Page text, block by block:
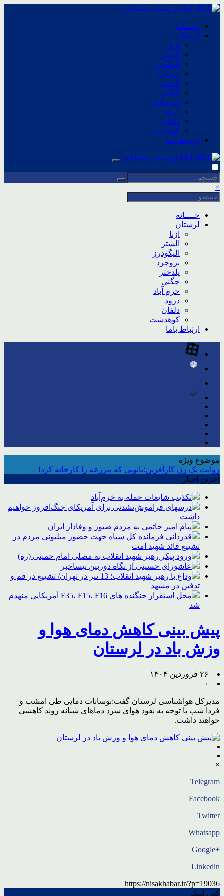
خــــانه
لرستان
ازنا
الشتر
الیگودرز
بروجرد
پلدختر
چگنی
خرم آباد
درود
دلفان
کوهدشت
ارتباط باما
×
خــــانه
لرستان
ازنا
الشتر
الیگودرز
بروجرد
پلدختر
چگنی
خرم آباد
درود
دلفان
کوهدشت
ارتباط باما
موضوع ویژه
روایت یک زن کارآفرین؛بانویی که مزرعه را کارخانه کرد!
آخرین اخبار
تکذیب شایعات حمله به خرم‌آباد
درسهای فراموش‌نشدنی برای آمریکای جنگ‌افروز خواهیم
داشت
پیام امیر حاتمی به مردم صبور و وفادار ایران
قدردانی فرمانده کل سپاه جهت حضور میلیونی مردم در
تشییع قائد شهید امت
ورود پیکر رهبر شهید انقلاب به مصلی امام خمینی (ره)
عاشورای حسینی از نگاه دوربین نیساخبر
وداع با رهبر شهید انقلاب؛ 13 تیر در تهران/ تشییع در قم و
تدفین در مشهد
محل استقرار جنگنده های F35، F15، F16 آمریکایی منهدم
شد
پیش بینی کاهش دمای هوا و
وزش باد در لرستان
۲۶ فروردین ۱۴۰۴
۰
مدیرکل هواشناسی لرستان گفت:نوسانات دمایی طی امشب و
فردا شب با توجه به نفوذ هوای سرد دماهای شبانه روند کاهشی
خواهند داشت.
×
Telegram
Facebook
Twitter
Whatsapp
+Google
Linkedin
https://nisakhabar.ir/?p=19036
کپی لینک